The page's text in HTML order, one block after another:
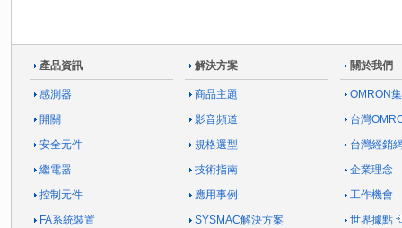
產品資訊
感測器
開關
安全元件
繼電器
控制元件
FA系統裝置
解決方案
商品主題
影音頻道
規格選型
技術指南
應用事例
SYSMAC解決方案
關於我們
OMRON
台灣
台灣經銷
企業理念
工作機會
世界據點